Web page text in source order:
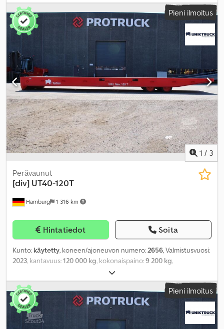
Pieni ilmoitus
1 / 3
Hamburg 1 316 km
Perävaunut
[div] UT40-120T
Hintatiedot Soita
Kunto: käytetty, koneen/ajoneuvon numero:2656, Valmistusvuosi:
2023, kantavuus:120 000 kg, kokonaispaino:9 200 kg,
Pieni ilmoitus